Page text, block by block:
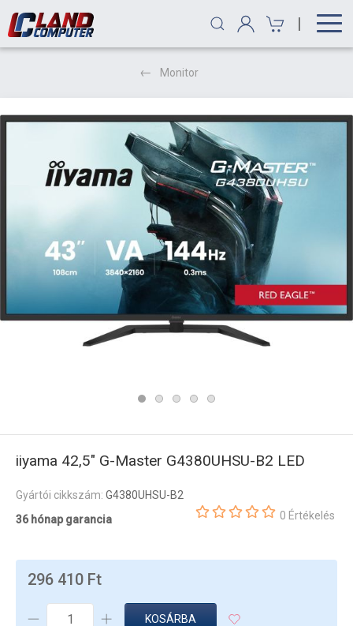
|
Monitor
iiyama 42,5" G-Master G4380UHSU-B2 LED
Gyártói cikkszám: G4380UHSU-B2
36 hónap garancia
0 Értékelés
296 410 Ft
KOSÁRBA